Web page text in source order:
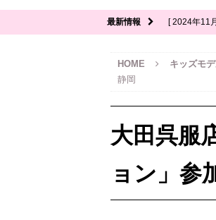
最新情報 [ 2024年11
[ 2024年11
ル募集
[ 2024年11
HOME キッズモ
静岡
大田呉服
ョン」参